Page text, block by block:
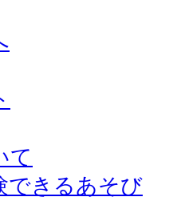
て
できるあそび